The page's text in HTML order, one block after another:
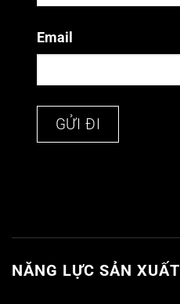
Email
NĂNG LỰC SẢN XUẤT